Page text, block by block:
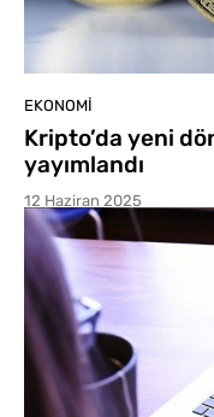
EKONOMI
Kripto’da yeni
yayımlandı
12 Haziran 2025